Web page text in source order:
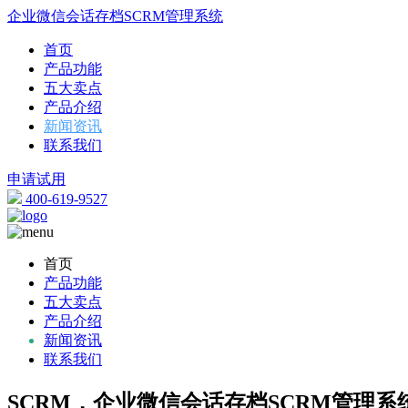
企业微信会话存档SCRM管理系统
首页
产品功能
五大卖点
产品介绍
新闻资讯
联系我们
申请试用
400-619-9527
首页
产品功能
五大卖点
产品介绍
新闻资讯
联系我们
SCRM，企业微信会话存档SCRM管理系